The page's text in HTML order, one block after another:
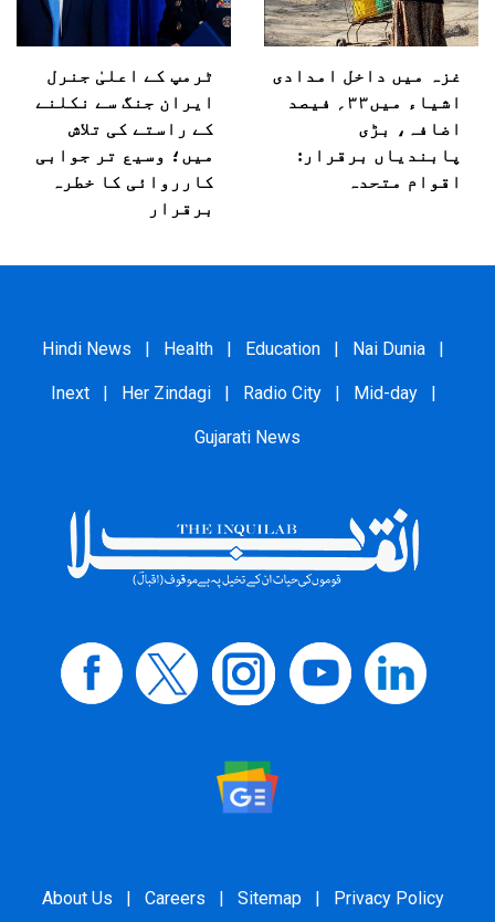
غزہ میں داخل امدادی
اشیاء میں۳۳؍ فیصد
اضافہ، بڑی
پابندیاں برقرار:
اقوام متحدہ
ٹرمپ کے اعلیٰ جنرل
ایران جنگ سے نکلنے
کے راستے کی تلاش
میں؛ وسیع تر جوابی
کارروائی کا خطرہ
برقرار
Hindi News | Health | Education | Nai Dunia |
Inext | Her Zindagi | Radio City | Mid-day |
Gujarati News
About Us | Careers | Sitemap | Privacy Policy